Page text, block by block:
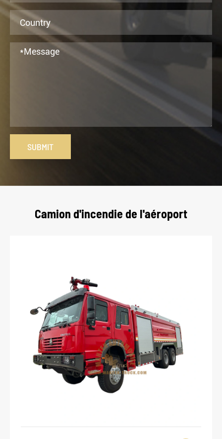
SUBMIT
Camion d'incendie de l'aéroport